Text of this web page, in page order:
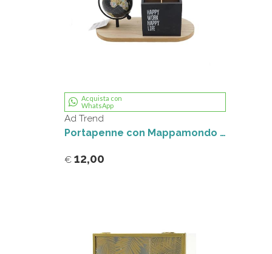
Acquista con
WhatsApp
Ad Trend
Portapenne con Mappamondo decorativo
€ 12,00